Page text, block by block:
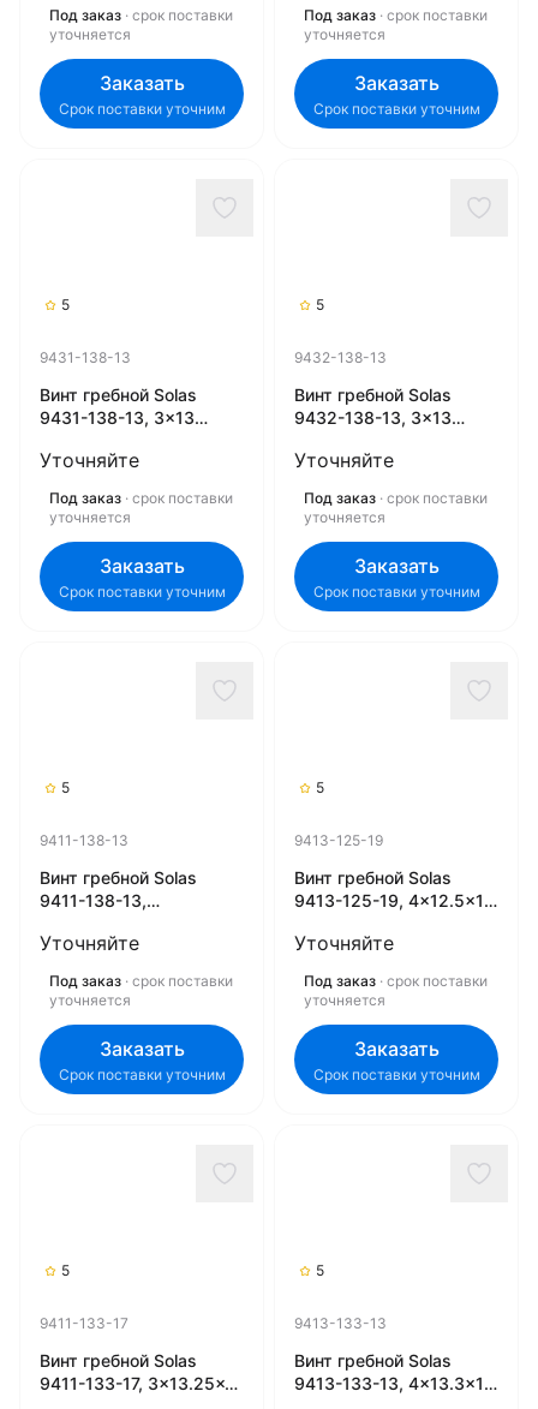
Под заказ · срок поставки
уточняется
Заказать
Срок поставки уточним
Под заказ · срок поставки
уточняется
Заказать
Срок поставки уточним
5
9431-138-13
Винт гребной Solas
9431-138-13, 3x13
Уточняйте
Под заказ · срок поставки
уточняется
Заказать
Срок поставки уточним
5
9432-138-13
Винт гребной Solas
9432-138-13, 3x13
Уточняйте
Под заказ · срок поставки
уточняется
Заказать
Срок поставки уточним
5
9411-138-13
Винт гребной Solas
9411-138-13,
Уточняйте
Под заказ · срок поставки
уточняется
Заказать
Срок поставки уточним
5
9413-125-19
Винт гребной Solas
9413-125-19, 4x12.5x19
Уточняйте
Под заказ · срок поставки
уточняется
Заказать
Срок поставки уточним
5
9411-133-17
Винт гребной Solas
9411-133-17, 3x13.25x17
5
9413-133-13
Винт гребной Solas
9413-133-13, 4x13.3x13